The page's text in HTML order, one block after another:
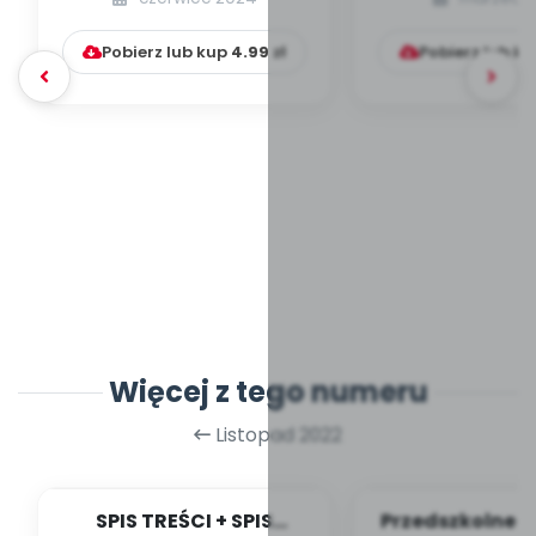
rzeczy? Psychologia l...
Pobierz lub kup 4.99 zł
przyczyny,
Pobierz lub
Więcej z tego numeru
Listopad 2022
SPIS TREŚCI + SPIS
Przedszkolne